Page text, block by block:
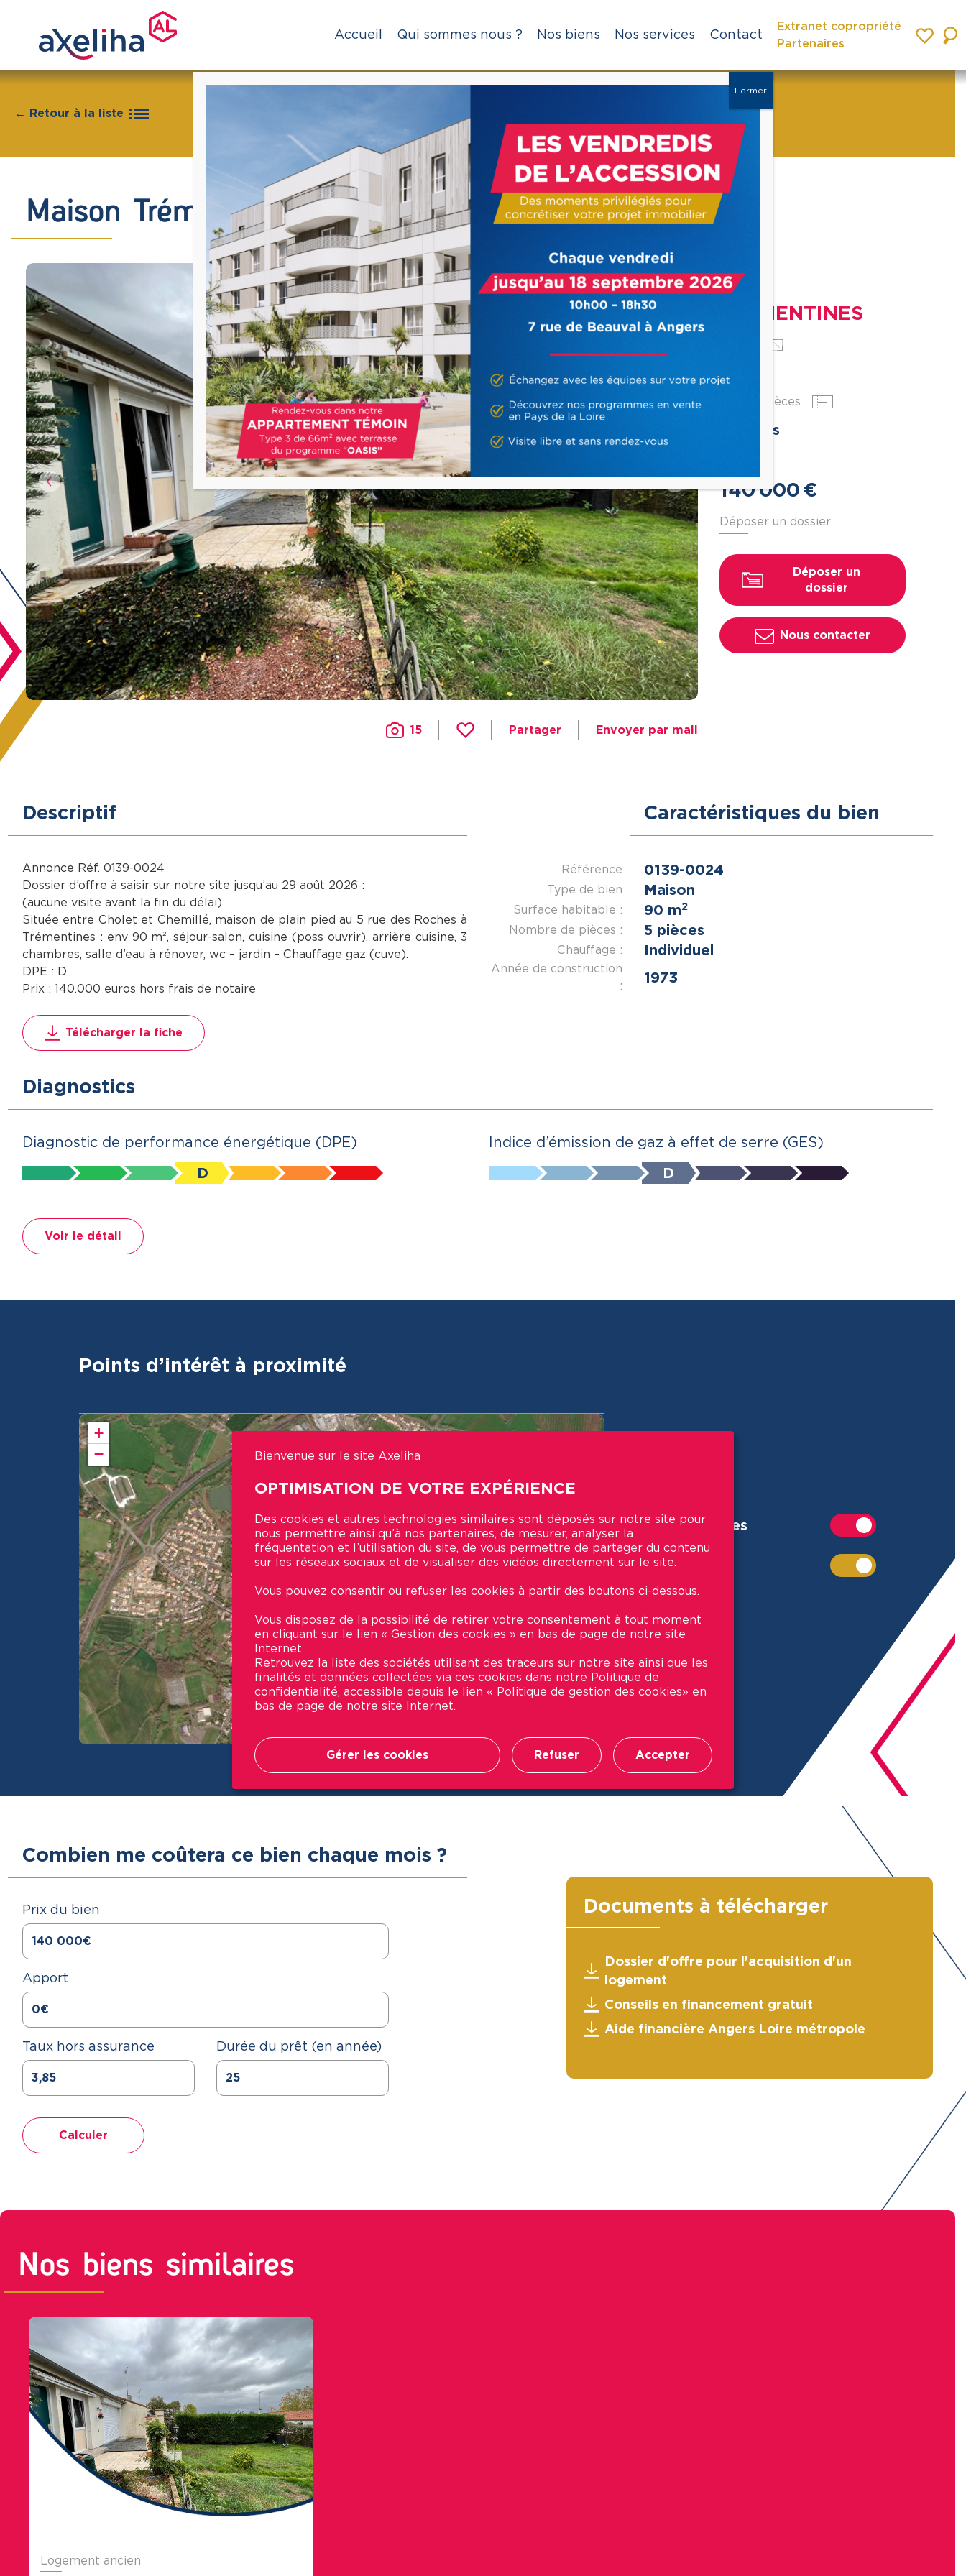
Accueil Qui sommes nous ? Nos biens Nos services Contact
Extranet copropriété
Partenaires
← Retour à la liste
Maison Trémentines 3 chambres 90 m² avec Jardin
Précédent Suivant
15 Partager Envoyer par mail
Ville
TREMENTINES
90 m
Nbr de pièces
5 pièces
140000 €
Déposer un dossier
Déposer un
dossier
Nous contacter
Descriptif
Annonce Réf. 0139-0024
Dossier d’offre à saisir sur notre site jusqu’au 29 août 2026 :
(aucune visite avant la fin du délai)
Située entre Cholet et Chemillé, maison de plain pied au 5 rue des Roches à
Trémentines : env 90 m², séjour-salon, cuisine (poss ouvrir), arrière cuisine, 3
chambres, salle d’eau à rénover, wc – jardin – Chauffage gaz (cuve).
DPE : D
Prix : 140.000 euros hors frais de notaire
Télécharger la fiche
Caractéristiques du bien
Référence 0139-0024
Type de bien Maison
Surface habitable : 90 m2
Nombre de pièces : 5 pièces
Chauffage : Individuel
Année de construction
:
1973
Diagnostics
Diagnostic de performance énergétique (DPE)
D
Indice d’émission de gaz à effet de serre (GES)
D
Voir le détail
Points d’intérêt à proximité
+
−
Leaflet| Map integration © byGenesii
Commerces
Écoles
Combien me coûtera ce bien chaque mois ?
Prix du bien
Apport
Taux hors assurance Durée du prêt (en année)
Calculer
Documents à télécharger
Dossier d'offre pour l'acquisition d'un
logement
Conseils en financement gratuit
Aide financière Angers Loire métropole
Nos biens similaires
Logement ancien
Fermer
Bienvenue sur le site Axeliha
OPTIMISATION DE VOTRE EXPÉRIENCE
Des cookies et autres technologies similaires sont déposés sur notre site pour
nous permettre ainsi qu’à nos partenaires, de mesurer, analyser la
fréquentation et l’utilisation du site, de vous permettre de partager du contenu
sur les réseaux sociaux et de visualiser des vidéos directement sur le site.
Vous pouvez consentir ou refuser les cookies à partir des boutons ci-dessous.
Vous disposez de la possibilité de retirer votre consentement à tout moment
en cliquant sur le lien « Gestion des cookies » en bas de page de notre site
Internet.
Retrouvez la liste des sociétés utilisant des traceurs sur notre site ainsi que les
finalités et données collectées via ces cookies dans notre Politique de
confidentialité, accessible depuis le lien « Politique de gestion des cookies» en
bas de page de notre site Internet.
Gérer les cookies Refuser Accepter